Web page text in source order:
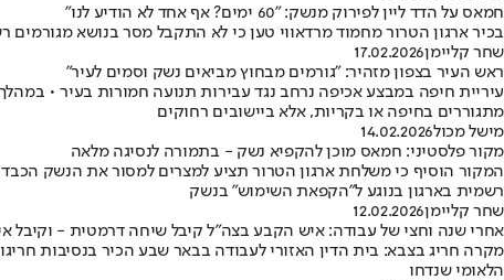
חמאס על הדד ליין לפירוק מנשק: "60 ימים? אף אחד לא הודיע לנו"
בכיר ארגון הטרור מחמוד מרדאווי טען כי לא התקבל מסר בנושא מגורמים
שחר קליימן17.02.2026
ראש העיר בצפון מזהיר: "גורמים מבחוץ מביאים נשק וסמים לעיר"
עיריית חיפה במבצע אכיפה נרחב נגד עבירות תנועה חמורות בעיר •
מתגוררים בחיפה או בקריות, אלא ביישובים רחוקים
מישל מכול14.02.2026
מקור פלסטיני: חמאס מוכן להקפיא נשק - בתמורה לנסיגה מלאה
המקור הוסיף כי משלחת ארגון הטרור תציע למצרים למסור את הנשק
רשמית בארגון בנוגע ל"הקפאת השימוש" בנשק
שחר קליימן12.02.2026
אחרי שנה וחצי של עבודה: איש הקבע בצה"ל קיבל שיחה דרמטית - וקיבל
מקרה חריג בצבא: בית הדין האזורי לעבודה בבאר שבע הכיר בנסיבות
הלאומי שנדחו